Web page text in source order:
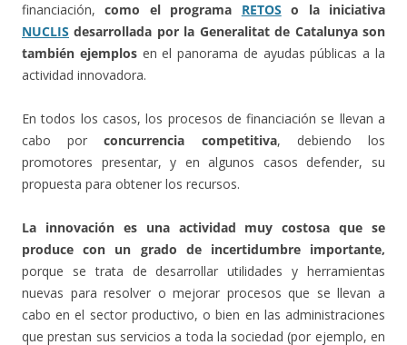
financiación,como el programa RETOSo la iniciativa
NUCLIS desarrollada por la Generalitat de Catalunya son
también ejemplosen el panorama de ayudas públicas a la
actividad innovadora.
En todos los casos, los procesos de financiación se llevan a
cabo porconcurrencia competitiva, debiendo los
promotores presentar, y en algunos casos defender, su
propuesta para obtener los recursos.
La innovación es una actividad muy costosa que se
produce con un grado de incertidumbre importante,
porque se trata de desarrollar utilidades y herramientas
nuevas para resolver o mejorar procesos que se llevan a
cabo en el sector productivo, o bien en las administraciones
que prestan sus servicios a toda la sociedad (por ejemplo, en